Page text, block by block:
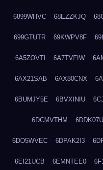
6899WHVC 68EZZKJQ
699GTUTR 69KWPV8F
6A5ZOVTI 6A7TVFIW
6AX21SAB 6AX80CNX
6BUMJY5E 6BVXINIU
6DCMVTHM 6DDK07UL
6DO5WVEC 6DPAK2I3
6EI21UCB 6EMNTEE0